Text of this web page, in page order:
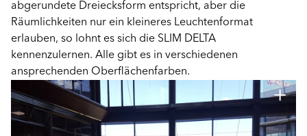
abgerundete Dreiecksform entspricht, aber die
Räumlichkeiten nur ein kleineres Leuchtenformat
erlauben, so lohnt es sich die SLIM DELTA
kennenzulernen. Alle gibt es in verschiedenen
ansprechenden Oberflächenfarben.